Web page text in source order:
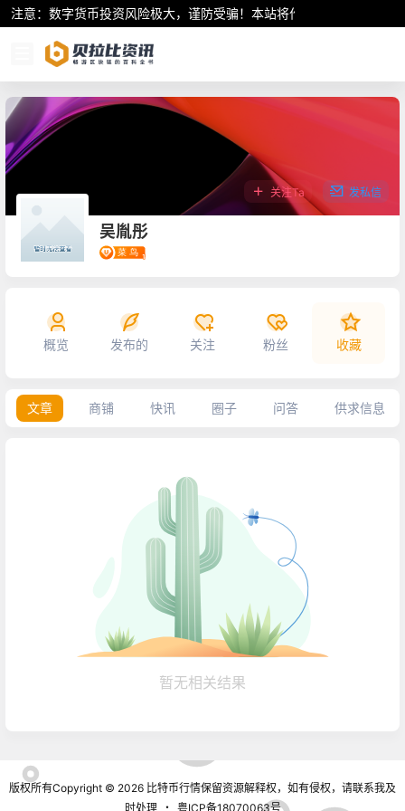
注意：数字货币投资风险极大，谨防受骗！本站将作为行业资讯共享
吴胤彤
关注Ta 发私信
概览 发布的 关注 粉丝 收藏
文章 商铺 快讯 圈子 问答 供求信息
暂无相关结果
版权所有Copyright © 2026 比特币行情保留资源解释权，如有侵权，请联系我及
时处理
・ 粤ICP备18070063号